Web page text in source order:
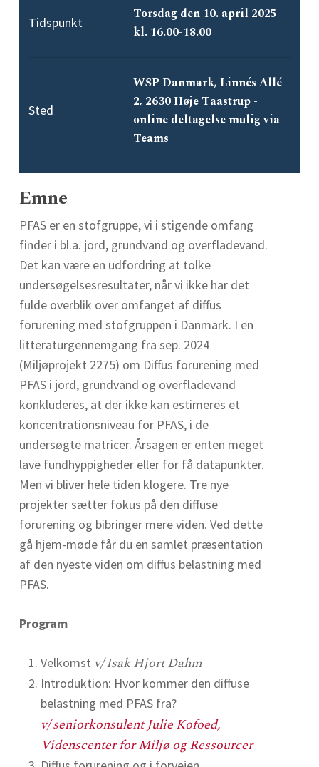
Tidspunkt
Torsdag den 10. april 2025
kl. 16.00-18.00
Sted
WSP Danmark, Linnés Allé
2, 2630 Høje Taastrup -
online deltagelse mulig via
Teams
Emne
PFAS er en stofgruppe, vi i stigende omfang
finder i bl.a. jord, grundvand og overfladevand.
Det kan være en udfordring at tolke
undersøgelsesresultater, når vi ikke har det
fulde overblik over omfanget af diffus
forurening med stofgruppen i Danmark. I en
litteraturgennemgang fra sep. 2024
(Miljøprojekt 2275) om Diffus forurening med
PFAS i jord, grundvand og overfladevand
konkluderes, at der ikke kan estimeres et
koncentrationsniveau for PFAS, i de
undersøgte matricer. Årsagen er enten meget
lave fundhyppigheder eller for få datapunkter.
Men vi bliver hele tiden klogere. Tre nye
projekter sætter fokus på den diffuse
forurening og bibringer mere viden. Ved dette
gå hjem-møde får du en samlet præsentation
af den nyeste viden om diffus belastning med
PFAS.
Program
Velkomst v/ Isak Hjort Dahm
Introduktion: Hvor kommer den diffuse
belastning med PFAS fra?
v/ seniorkonsulent Julie Kofoed,
Videnscenter for Miljø og Ressourcer